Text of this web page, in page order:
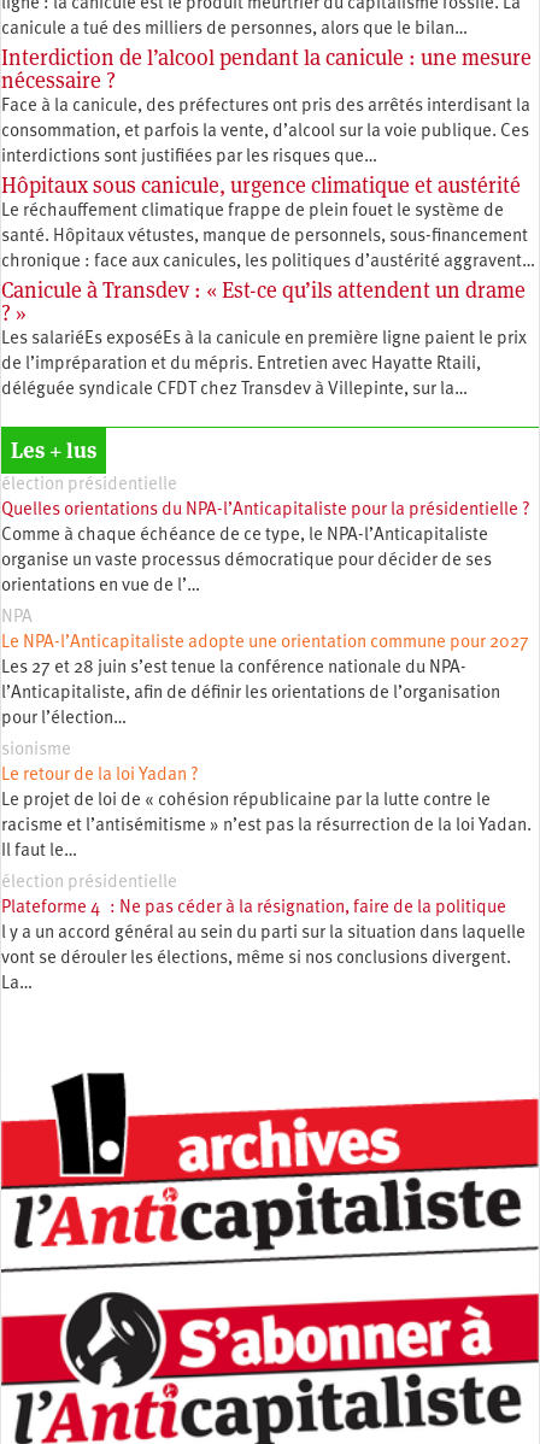
ligne : la canicule est le produit meurtrier du capitalisme fossile. La
canicule a tué des milliers de personnes, alors que le bilan…
Interdiction de l’alcool pendant la canicule : une mesure
nécessaire ?
Face à la canicule, des préfectures ont pris des arrêtés interdisant la
consommation, et parfois la vente, d’alcool sur la voie publique. Ces
interdictions sont justifiées par les risques que…
Hôpitaux sous canicule, urgence climatique et austérité
Le réchauffement climatique frappe de plein fouet le système de
santé. Hôpitaux vétustes, manque de personnels, sous-financement
chronique : face aux canicules, les politiques d’austérité aggravent…
Canicule à Transdev : « Est-ce qu’ils attendent un drame
? »
Les salariéEs exposéEs à la canicule en première ligne paient le prix
de l’impréparation et du mépris. Entretien avec Hayatte Rtaili,
déléguée syndicale CFDT chez Transdev à Villepinte, sur la…
Les + lus
élection présidentielle
Quelles orientations du NPA-l’Anticapitaliste pour la présidentielle ?
Comme à chaque échéance de ce type, le NPA-l’Anticapitaliste
organise un vaste processus démocratique pour décider de ses
orientations en vue de l’…
NPA
Le NPA-l’Anticapitaliste adopte une orientation commune pour 2027
Les 27 et 28 juin s’est tenue la conférence nationale du NPA-
l’Anticapitaliste, afin de définir les orientations de l’organisation
pour l’élection…
sionisme
Le retour de la loi Yadan ?
Le projet de loi de « cohésion républicaine par la lutte contre le
racisme et l’antisémitisme » n’est pas la résurrection de la loi Yadan.
Il faut le…
élection présidentielle
Plateforme 4 : Ne pas céder à la résignation, faire de la politique
l y a un accord général au sein du parti sur la situation dans laquelle
vont se dérouler les élections, même si nos conclusions divergent.
La…